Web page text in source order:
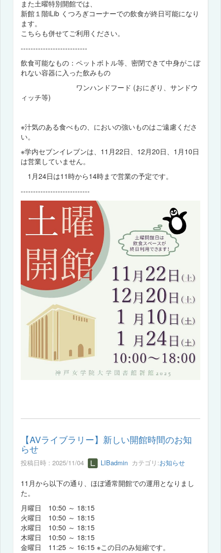
また土曜特別開館では、
新館１階iLib くつろぎコーナーでの飲食が終日可能になり
ます。
こちらも併せてご利用ください。
---------------------------
飲食可能なもの：ペットボトル等、密閉できて中身がこぼ
れない容器に入った飲みもの
ワンハンドフード (おにぎり、サンドウ
ィッチ等)
※汁気のある食べもの、においの強いものはご遠慮くださ
い。
※学内セブンイレブンは、11月22日、12月20日、1月10日
は営業していません。
1月24日は11時から14時まで営業の予定です。
----------------------------
【AVライブラリー】新しい開館時間のお知
らせ
投稿日時 : 2025/11/04 LIBadmin カテゴリ:お知らせ
11月から以下の通り、ほぼ通常開館での運用となりまし
た。
月曜日 10:50 ～ 18:15
火曜日 10:50 ～ 18:15
水曜日 10:50 ～ 18:15
木曜日 10:50 ～ 18:15
金曜日 11:25 ～ 16:15 ※この日のみ短縮です。